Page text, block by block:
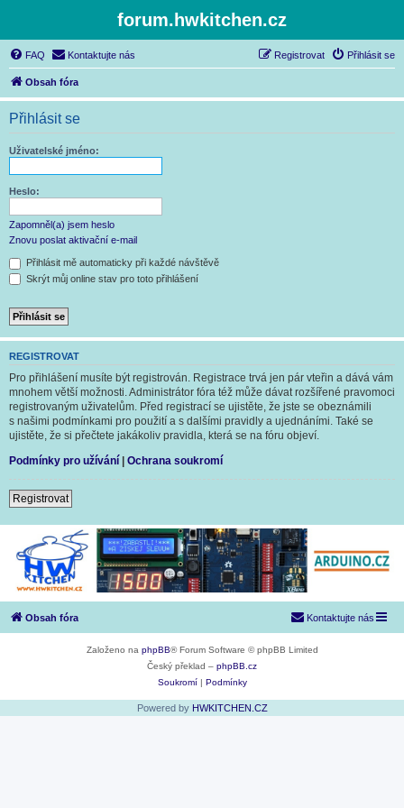
forum.hwkitchen.cz
FAQ Kontaktujte nás Přihlásit se
Registrovat
Obsah fóra
Přihlásit se
Uživatelské jméno:
Heslo:
Zapomněl(a) jsem heslo
Znovu poslat aktivační e-mail
Přihlásit mě automaticky při každé návštěvě
Skrýt můj online stav pro toto přihlášení
REGISTROVAT
Pro přihlášení musíte být registrován. Registrace trvá jen pár vteřin a dává vám
mnohem větší možnosti. Administrátor fóra též může dávat rozšířené pravomoci
registrovaným uživatelům. Před registrací se ujistěte, že jste se obeznámili
s našimi podmínkami pro použití a s dalšími pravidly a ujednáními. Také se
ujistěte, že si přečtete jakákoliv pravidla, která se na fóru objeví.
Podmínky pro užívání | Ochrana soukromí
Registrovat
Obsah fóra Kontaktujte nás
Založeno na phpBB® Forum Software © phpBB Limited
Český překlad – phpBB.cz
Soukromí| Podmínky
Powered by HWKITCHEN.CZ